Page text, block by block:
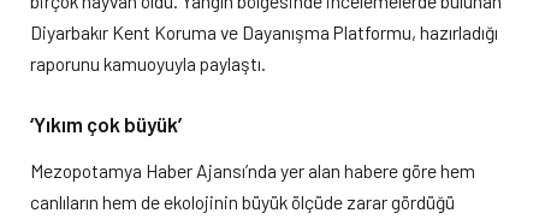
Diyarbakır Kent Koruma ve Dayanışma Platformu, hazırladığı
raporunu kamuoyuyla paylaştı.
‘Yıkım çok büyük’
Mezopotamya Haber Ajansı’nda yer alan habere göre hem
canlıların hem de ekolojinin büyük ölçüde zarar gördüğü